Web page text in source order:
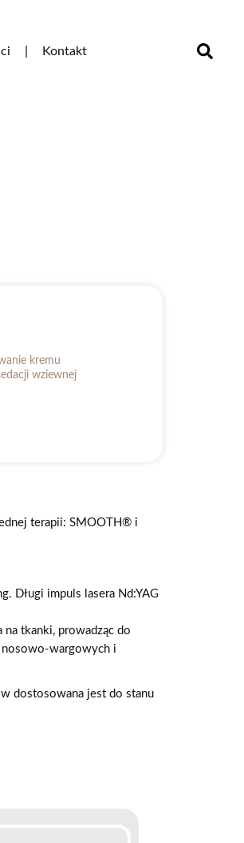
Kontakt
kremu
wziewnej
terapii: SMOOTH® i
Długi impuls lasera Nd:YAG
tkanki, prowadząc do
nosowo-wargowych i
dostosowana jest do stanu